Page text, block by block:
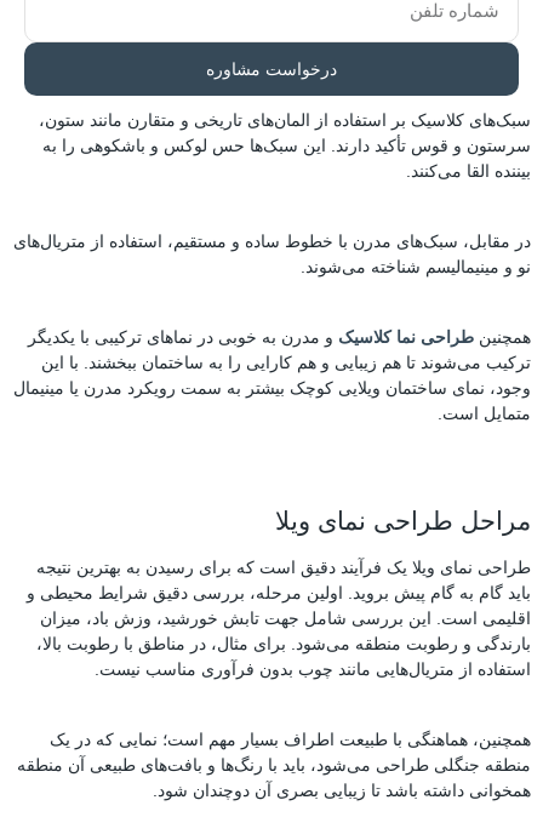
درخواست مشاوره
سبک‌های کلاسیک بر استفاده از المان‌های تاریخی و متقارن مانند ستون،
سرستون و قوس تأکید دارند. این سبک‌ها حس لوکس و باشکوهی را به
بیننده القا می‌کنند.
در مقابل، سبک‌های مدرن با خطوط ساده و مستقیم، استفاده از متریال‌های
نو و مینیمالیسم شناخته می‌شوند.
همچنینطراحی نما کلاسیکو مدرن به خوبی در نماهای ترکیبی با یکدیگر
ترکیب می‌شوند تا هم زیبایی و هم کارایی را به ساختمان ببخشند. با این
وجود، نمای ساختمان ویلایی کوچک بیشتر به سمت رویکرد مدرن یا مینیمال
متمایل است.
مراحل طراحی نمای ویلا
طراحی نمای ویلا یک فرآیند دقیق است که برای رسیدن به بهترین نتیجه
باید گام به گام پیش بروید. اولین مرحله، بررسی دقیق شرایط محیطی و
اقلیمی است. این بررسی شامل جهت تابش خورشید، وزش باد، میزان
بارندگی و رطوبت منطقه می‌شود. برای مثال، در مناطق با رطوبت بالا،
استفاده از متریال‌هایی مانند چوب بدون فرآوری مناسب نیست.
همچنین، هماهنگی با طبیعت اطراف بسیار مهم است؛ نمایی که در یک
منطقه جنگلی طراحی می‌شود، باید با رنگ‌ها و بافت‌های طبیعی آن منطقه
همخوانی داشته باشد تا زیبایی بصری آن دوچندان شود.